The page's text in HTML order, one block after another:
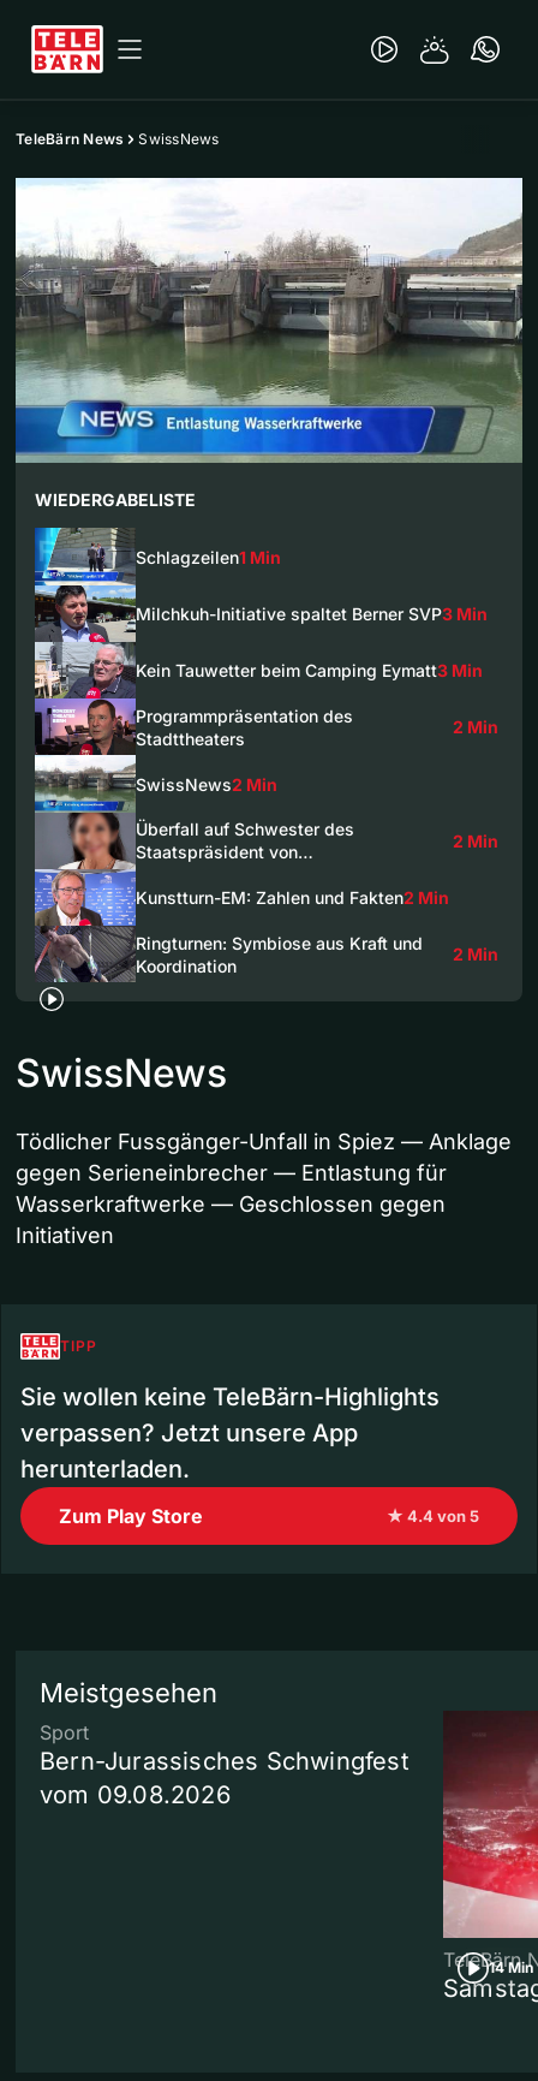
TeleBärn News SwissNews
WIEDERGABELISTE
Schlagzeilen1 Min
Milchkuh-Initiative spaltet Berner SVP3 Min
Kein Tauwetter beim Camping Eymatt3 Min
Programmpräsentation des
Stadttheaters
2 Min
SwissNews2 Min
Überfall auf Schwester des
Staatspräsident von…
2 Min
Kunstturn-EM: Zahlen und Fakten2 Min
Ringturnen: Symbiose aus Kraft und
Koordination
2 Min
SwissNews
Tödlicher Fussgänger-Unfall in Spiez — Anklage
gegen Serieneinbrecher — Entlastung für
Wasserkraftwerke — Geschlossen gegen
Initiativen
TIPP
Sie wollen keine TeleBärn-Highlights
verpassen? Jetzt unsere App
herunterladen.
Zum Play Store ★ 4.4 von 5
Meistgesehen
Sport
Bern-Jurassisches Schwingfest
vom 09.08.2026
14 Min
TeleBärn